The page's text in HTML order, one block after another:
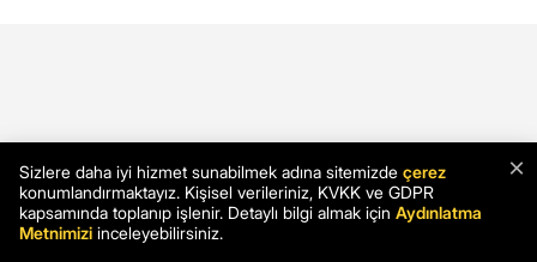
×
Sizlere daha iyi hizmet sunabilmek adına sitemizde çerez
konumlandırmaktayız. Kişisel verileriniz, KVKK ve GDPR
kapsamında toplanıp işlenir. Detaylı bilgi almak için Aydınlatma
Metnimizi inceleyebilirsiniz.